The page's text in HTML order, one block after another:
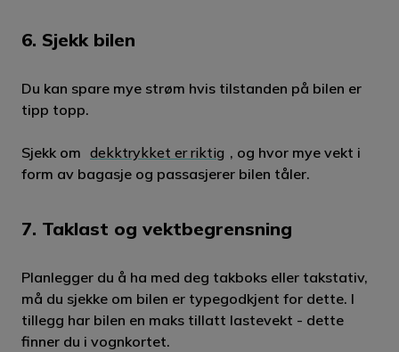
6. Sjekk bilen
Du kan spare mye strøm hvis tilstanden på bilen er
tipp topp.
Sjekk om dekktrykket er riktig , og hvor mye vekt i
form av bagasje og passasjerer bilen tåler.
7. Taklast og vektbegrensning
Planlegger du å ha med deg takboks eller takstativ,
må du sjekke om bilen er typegodkjent for dette. I
tillegg har bilen en maks tillatt lastevekt - dette
finner du i vognkortet.